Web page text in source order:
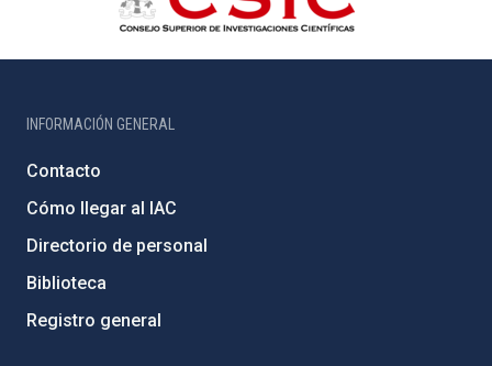
INFORMACIÓN GENERAL
Contacto
Cómo llegar al IAC
Directorio de personal
Biblioteca
Registro general